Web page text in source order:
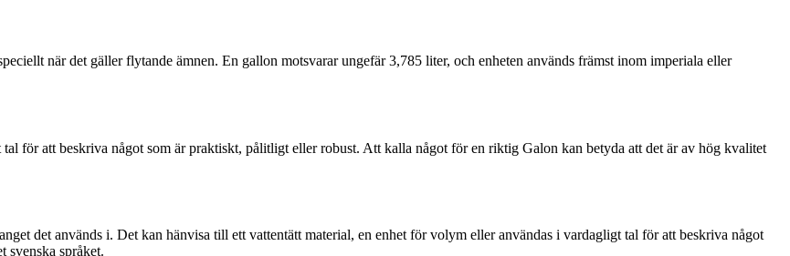
när det gäller flytande ämnen. En gallon motsvarar ungefär 3,785 liter, och enheten används främst inom imperiala eller
för att beskriva något som är praktiskt, pålitligt eller robust. Att kalla något för en riktig Galon kan betyda att det är av hög kvalitet
det används i. Det kan hänvisa till ett vattentätt material, en enhet för volym eller användas i vardagligt tal för att beskriva något
svenska språket.